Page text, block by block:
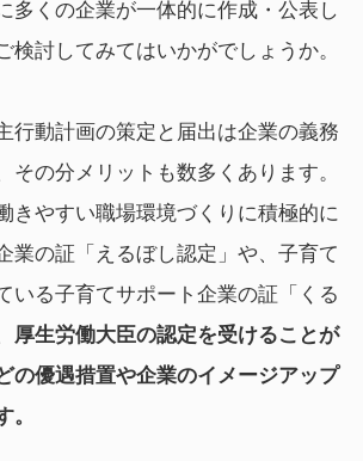
多くの企業が一体的に作成・公表し
検討してみてはいかがでしょうか。
行動計画の策定と届出は企業の義務
その分メリットも数多くあります。
きやすい職場環境づくりに積極的に
業の証「えるぼし認定」や、子育て
いる子育てサポート企業の証「くる
厚生労働大臣の認定を受けることが
の優遇措置や企業のイメージアップ
。